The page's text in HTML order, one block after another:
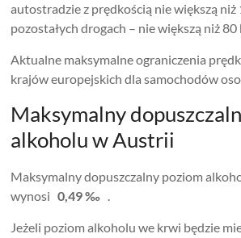
autostradzie z prędkością nie większą niż
pozostałych drogach – nie większą niż
Aktualne maksymalne ograniczenia
krajów europejskich dla samochodów
Maksymalny
alkoholu w Austrii
Maksymalny dopuszczalny poziom
wynosi0,49 ‰ .
Jeżeli poziom alkoholu we krwi będzie